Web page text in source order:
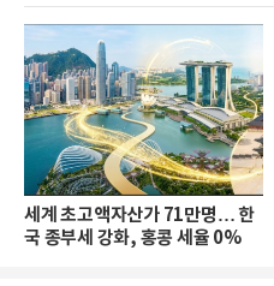
세계 초고액자산가 71만명… 한
국 종부세 강화, 홍콩 세율 0%